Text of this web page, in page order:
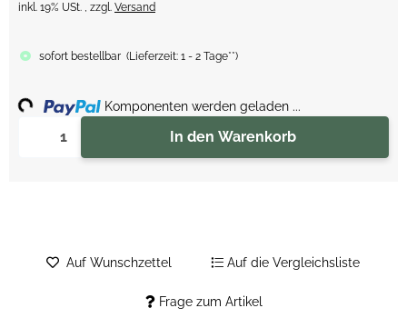
inkl. 19% USt. , zzgl. Versand
sofort bestellbar (Lieferzeit: 1 - 2 Tage**)
In den Warenkorb
Loading... Komponenten werden geladen ...
Frage zum Artikel
Auf Wunschzettel Auf die Vergleichsliste